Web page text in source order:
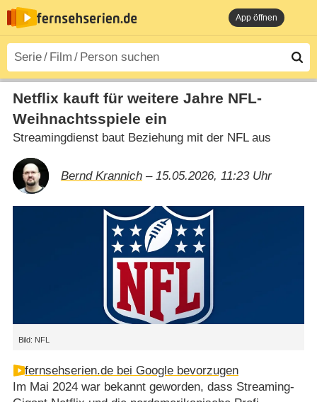
App öffnen
Netflix kauft für weitere Jahre NFL-
Weihnachtsspiele ein
Streamingdienst baut Beziehung mit der NFL aus
Bernd Krannich– 15.05.2026, 11:23 Uhr
Bild: NFL
fernsehserien.de bei Google bevorzugen
Im Mai 2024 war bekannt geworden, dass Streaming-